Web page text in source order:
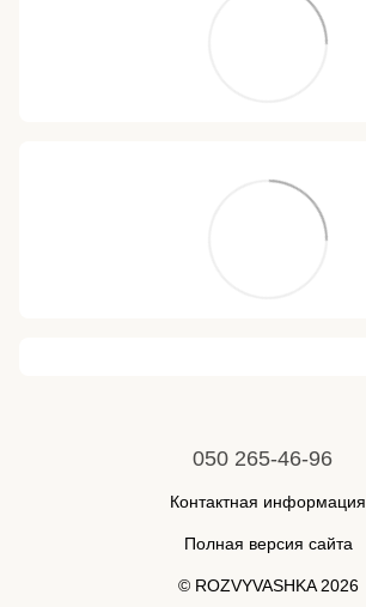
050 265-46-96
Контактная информация
Полная версия сайта
© ROZVYVASHKA 2026